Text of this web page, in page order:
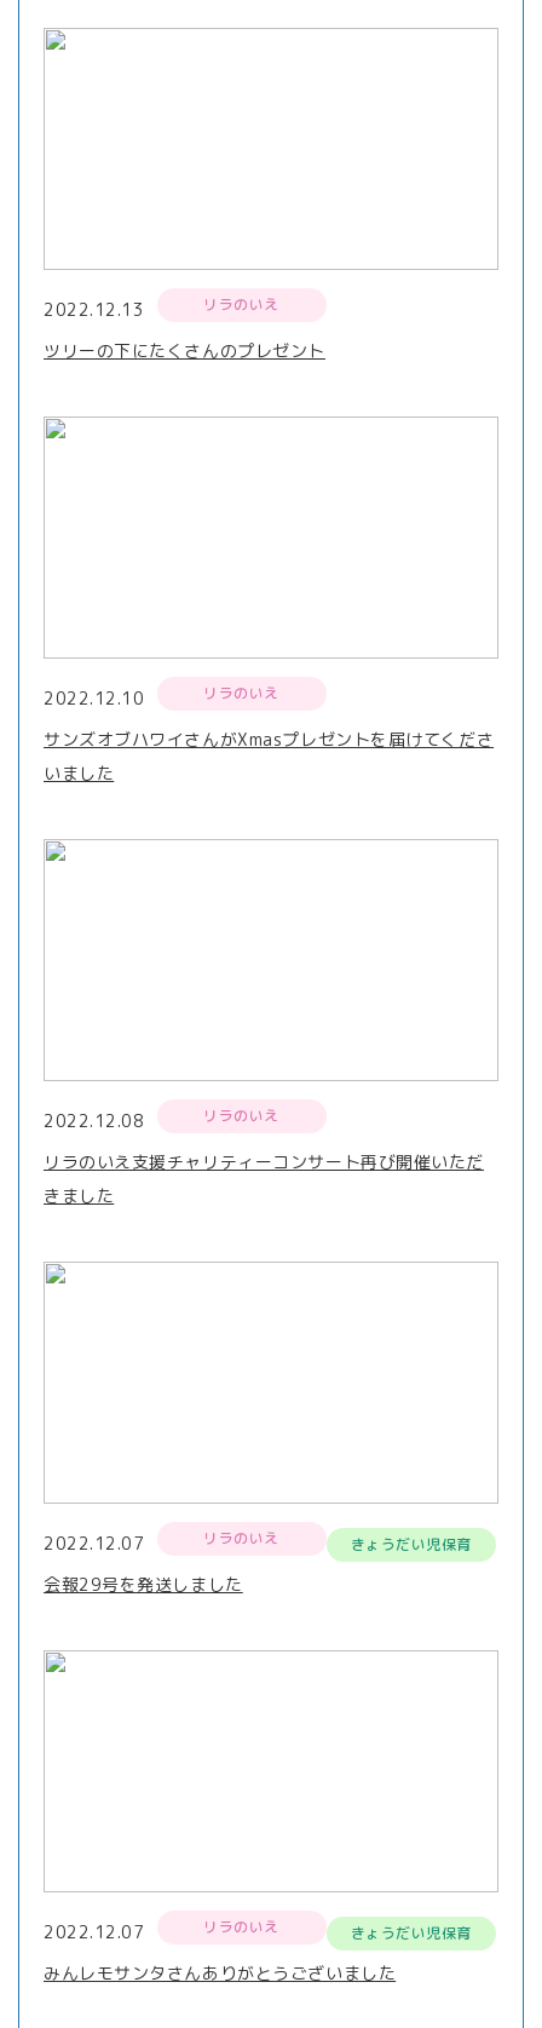
2022.12.13 リラのいえ
ツリーの下にたくさんのプレゼント
2022.12.10 リラのいえ
サンズオブハワイさんがXmasプレゼントを届けてくださ
いました
2022.12.08 リラのいえ
リラのいえ支援チャリティーコンサート再び開催いただ
きました
2022.12.07 リラのいえ きょうだい児保育
会報29号を発送しました
2022.12.07 リラのいえ きょうだい児保育
みんレモサンタさんありがとうございました